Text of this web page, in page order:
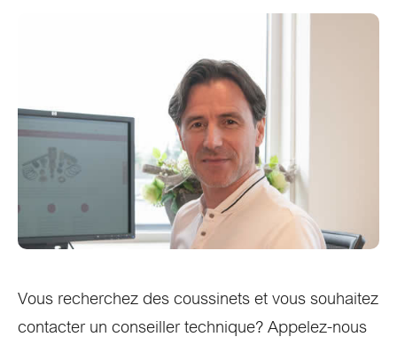
Vous recherchez des coussinets et vous souhaitez
contacter un conseiller technique? Appelez-nous